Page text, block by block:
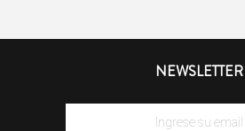
NEWSLETTER